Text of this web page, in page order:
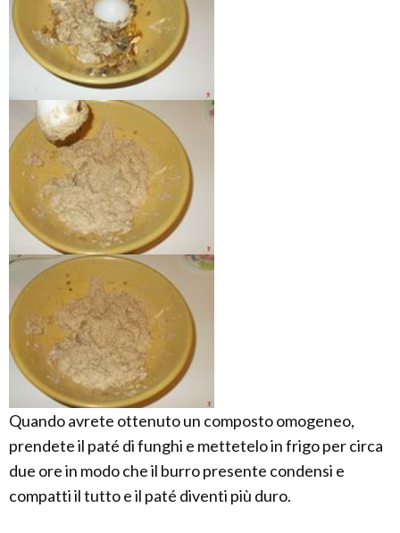
Quando avrete ottenuto un composto omogeneo,
prendete il paté di funghi e mettetelo in frigo per circa
due ore in modo che il burro presente condensi e
compatti il tutto e il paté diventi più duro.